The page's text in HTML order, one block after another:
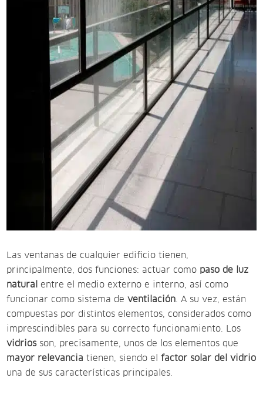
Las ventanas de cualquier edificio tienen,
principalmente, dos funciones: actuar como paso de luz
natural
entre el medio externo e interno, así como
funcionar como sistema deventilación. A su vez, están
compuestas por distintos elementos, considerados como
imprescindibles para su correcto funcionamiento. Los
vidrios son, precisamente, unos de los elementos que
mayor relevancia tienen, siendo elfactor solar del vidrio
una de sus características principales.